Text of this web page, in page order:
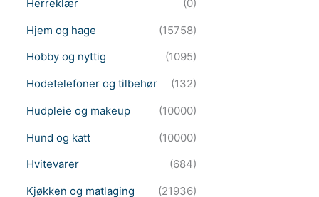
Herreklær
(0)
Hjem og hage
(15758)
Hobby og nyttig
(1095)
Hodetelefoner og tilbehør
(132)
Hudpleie og makeup
(10000)
Hund og katt
(10000)
Hvitevarer
(684)
Kjøkken og matlaging
(21936)